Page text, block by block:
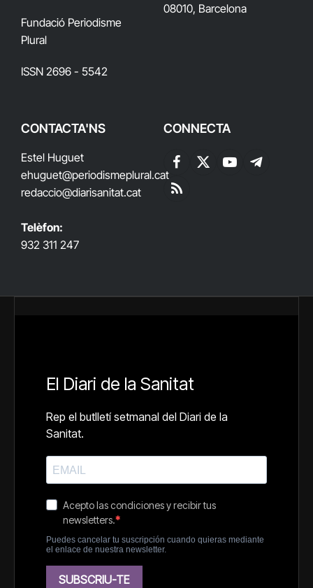
Fundació Periodisme
Plural
ISSN 2696 - 5542
08010, Barcelona
CONTACTA'NS
Estel Huguet
ehuguet@periodismeplural.cat
redaccio@diarisanitat.cat
Telèfon:
932 311 247
CONNECTA
Facebook
X
YouTubeTelegram
RSS